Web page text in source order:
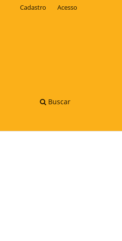
Buscar
Cadastro Acesso